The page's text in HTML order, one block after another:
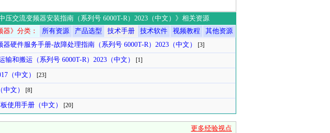
压交流变频器安装指南（系列号 6000T-R）2023（中文）》相关资源
器》分类：
所有资源 产品选型 技术手册 技术软件 视频教程
其他资源
硬件服务手册-故障处理指南（系列号 6000T-R）2023（中文）
[3]
输和搬运（系列号 6000T-R）2023（中文） [1]
（中文） [23]
文） [8]
使用手册（中文） [20]
更多经验视点